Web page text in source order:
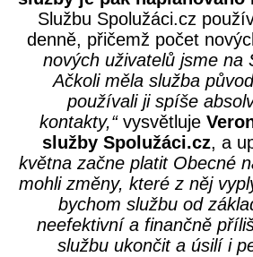
Službu Spolužáci.cz
denně, přičemž počet
nových uživatelů jsme na
Ačkoli měla služba
používali ji spíše
kontakty,“ vysvětluje
služby Spolužáci.cz, a
května začne platit Obecné
mohli změny, které z něj
bychom službu od
neefektivní a finančně
službu ukončit a úsilí i